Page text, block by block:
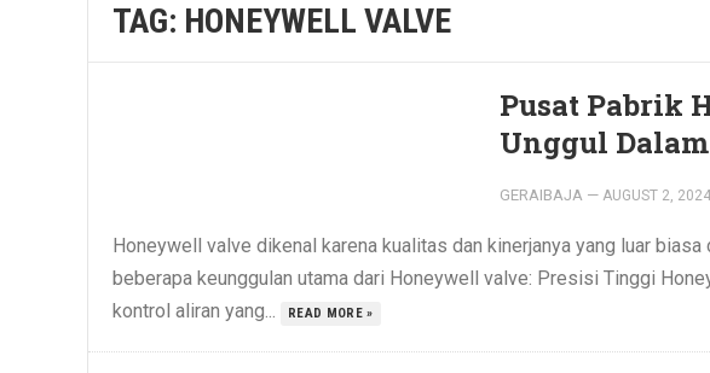
TAG: HONEYWELL VALVE
Pusat Pabrik
Unggul
GERAIBAJA — AUGUST 2, 2024
Honeywell valve dikenal karena kualitas dan kinerjanya yang luar
beberapa keunggulan utama dari Honeywell valve: Presisi Tinggi
kontrol aliran yang...
READ MORE »